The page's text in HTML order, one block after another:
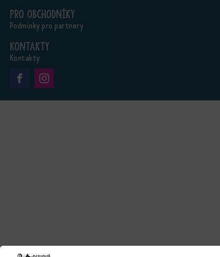
Pro obchodníky
Podmínky pro partnery
Kontakty
Kontakty